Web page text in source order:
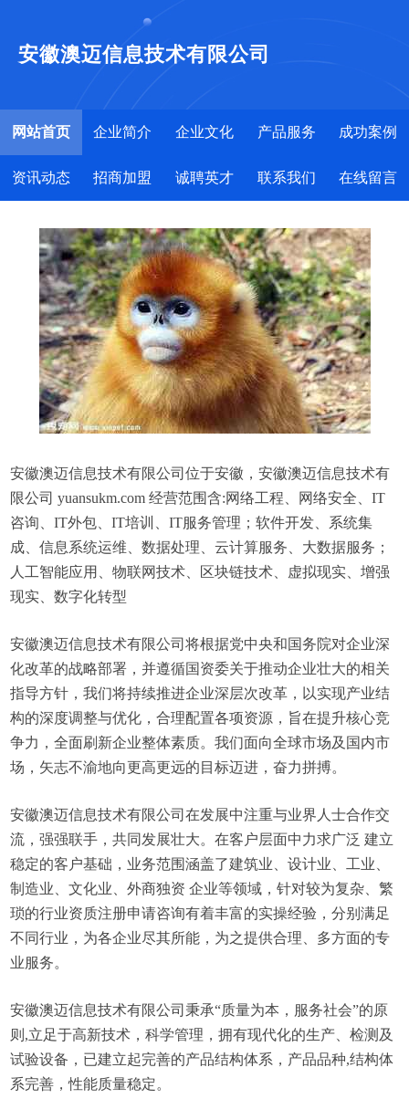
安徽澳迈信息技术有限公司
网站首页 企业简介 企业文化 产品服务 成功案例
资讯动态 招商加盟 诚聘英才 联系我们 在线留言
安徽澳迈信息技术有限公司位于安徽，安徽澳迈信息技术有
限公司 yuansukm.com 经营范围含:网络工程、网络安全、IT
咨询、IT外包、IT培训、IT服务管理；软件开发、系统集
成、信息系统运维、数据处理、云计算服务、大数据服务；
人工智能应用、物联网技术、区块链技术、虚拟现实、增强
现实、数字化转型
安徽澳迈信息技术有限公司将根据党中央和国务院对企业深
化改革的战略部署，并遵循国资委关于推动企业壮大的相关
指导方针，我们将持续推进企业深层次改革，以实现产业结
构的深度调整与优化，合理配置各项资源，旨在提升核心竞
争力，全面刷新企业整体素质。我们面向全球市场及国内市
场，矢志不渝地向更高更远的目标迈进，奋力拼搏。
安徽澳迈信息技术有限公司在发展中注重与业界人士合作交
流，强强联手，共同发展壮大。在客户层面中力求广泛 建立
稳定的客户基础，业务范围涵盖了建筑业、设计业、工业、
制造业、文化业、外商独资 企业等领域，针对较为复杂、繁
琐的行业资质注册申请咨询有着丰富的实操经验，分别满足
不同行业，为各企业尽其所能，为之提供合理、多方面的专
业服务。
安徽澳迈信息技术有限公司秉承“质量为本，服务社会”的原
则,立足于高新技术，科学管理，拥有现代化的生产、检测及
试验设备，已建立起完善的产品结构体系，产品品种,结构体
系完善，性能质量稳定。